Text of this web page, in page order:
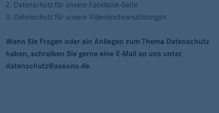
Datenschutz für unsere Facebook-Seite
Datenschutz für unsere Videokonferenzlösungen
Wenn Sie Fragen oder ein Anliegen zum Thema Datenschutz
haben, schreiben Sie gerne eine E-Mail an uns unter
datenschutz@assono.de